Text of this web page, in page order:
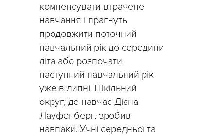
компенсувати втрачене
навчання і прагнуть
продовжити поточний
навчальний рік до середини
літа або розпочати
наступний навчальний рік
уже в липні. Шкільний
округ, де навчає Діана
Лауфенберг, зробив
навпаки. Учні середньої та